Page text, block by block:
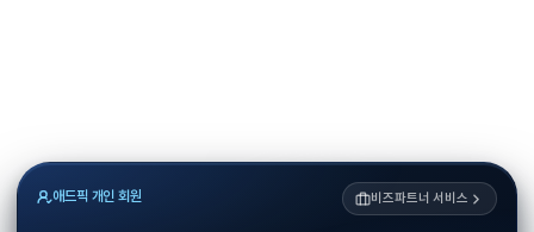
애드픽 개인 회원 비즈파트너 서비스